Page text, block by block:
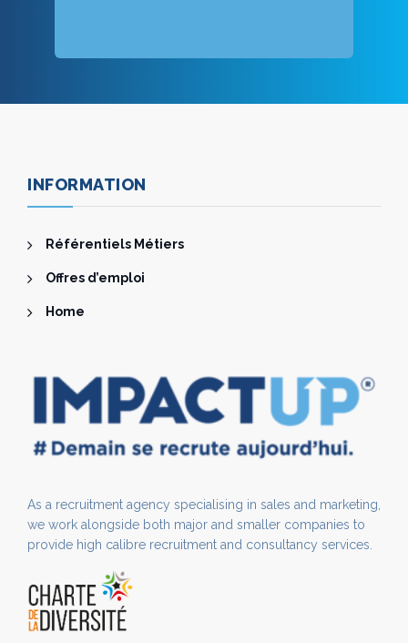
INFORMATION
Référentiels Métiers
Offres d’emploi
Home
As a recruitment agency specialising in sales and marketing,
we work alongside both major and smaller companies to
provide high calibre recruitment and consultancy services.